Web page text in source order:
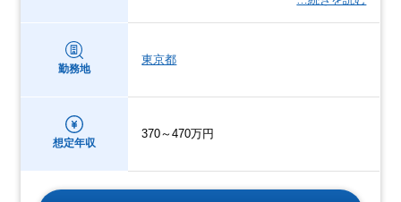
勤務地
東京都
想定年収
370～470万円